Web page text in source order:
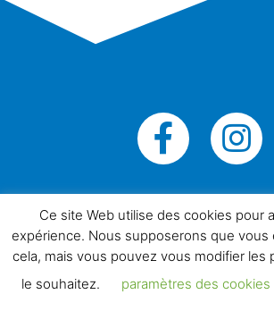
© Tous droits réservés
Neuromediasoft
Politique de
Ce site Web utilise des cookies pour
expérience. Nous supposerons que vous
cela, mais vous pouvez vous modifier les
le souhaitez.
paramètres des cookies